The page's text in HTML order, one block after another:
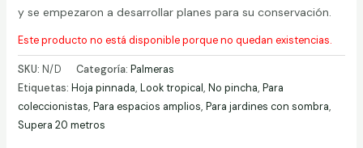
y se empezaron a desarrollar planes para su conservación.
Este producto no está disponible porque no quedan existencias.
SKU: N/D Categoría: Palmeras
Etiquetas: Hoja pinnada, Look tropical , No pincha, Para
coleccionistas, Para espacios amplios, Para jardines con sombra,
Supera 20 metros